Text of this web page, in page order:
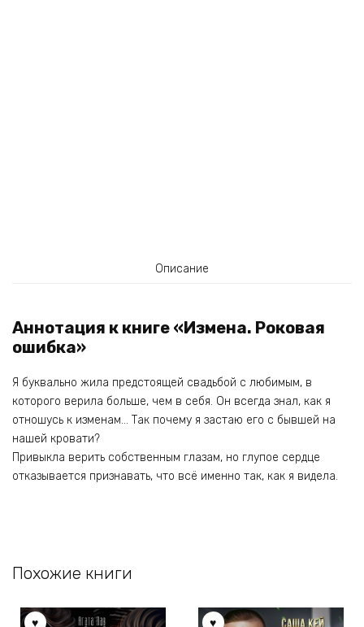
Описание
Аннотация к книге «Измена. Роковая
ошибка»
Я буквально жила предстоящей свадьбой с любимым, в
которого верила больше, чем в себя. Он всегда знал, как я
отношусь к изменам… Так почему я застаю его с бывшей на
нашей кровати?
Привыкла верить собственным глазам, но глупое сердце
отказывается признавать, что всё именно так, как я видела.
Похожие книги